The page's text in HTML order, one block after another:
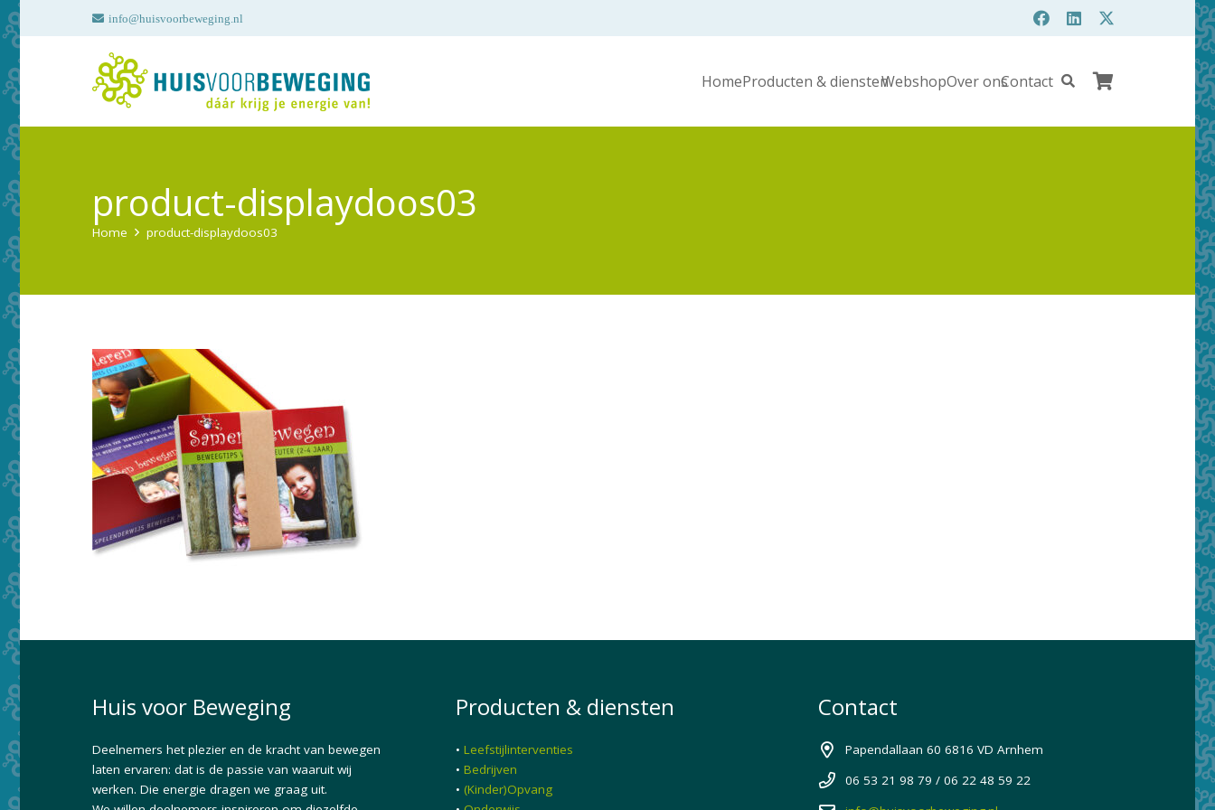
info@huisvoorbeweging.nl
HomeProducten & dienstenWebshopOver onsContact
product-displaydoos03
Home product-displaydoos03
Huis voor Beweging
Deelnemers het plezier en de kracht van bewegen
laten ervaren: dat is de passie van waaruit wij
werken. Die energie dragen we graag uit.
Producten & diensten
• Leefstijlinterventies
• Bedrijven
• (Kinder)Opvang
Contact
Papendallaan 60 6816 VD Arnhem
06 53 21 98 79 / 06 22 48 59 22